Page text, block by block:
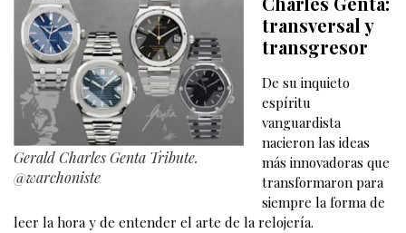
Gerald Charles Genta Tribute.
@warchoniste
transversal y
transgresor
De su inquieto
espíritu
vanguardista
nacieron las ideas
más innovadoras que
transformaron para
siempre la forma de
leer la hora y de entender el arte de la relojería.